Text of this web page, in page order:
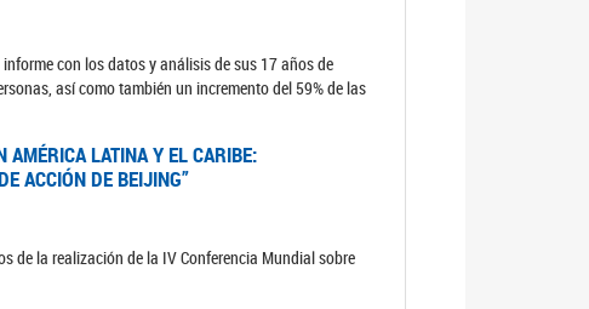
con los datos y análisis de sus 17 años de
así como también un incremento del 59% de las
LATINA Y EL CARIBE:
ACCIÓN DE BEIJING”
de la realización de la IV Conferencia Mundial sobre